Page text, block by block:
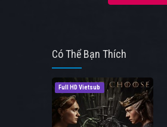
Có Thể Bạn Thích
Full HD Vietsub